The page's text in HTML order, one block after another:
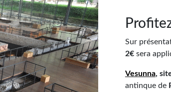
Sur
2€sera
Vesunna,
antinque de